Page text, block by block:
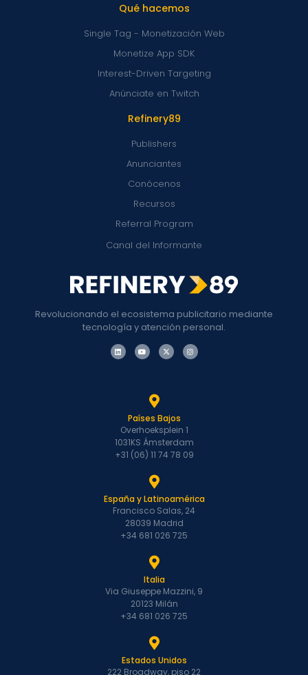
Revolucionando el ecosistema publicitario mediante
tecnología y atención personal.
Refinery89
Publishers
Anunciantes
Conócenos
Recursos
Referral Program
Canal del Informante
Qué hacemos
Single Tag - Monetización Web
Monetize App SDK
Interest-Driven Targeting
Anúnciate en Twitch
Países Bajos
Overhoeksplein 1
1031KS Ámsterdam
+31 (06) 11 74 78 09
España y Latinoamérica
Francisco Salas, 24
28039 Madrid
+34 681 026 725
Italia
Via Giuseppe Mazzini, 9
20123 Milán
+34 681 026 725
Estados Unidos
222 Broadway, piso 22